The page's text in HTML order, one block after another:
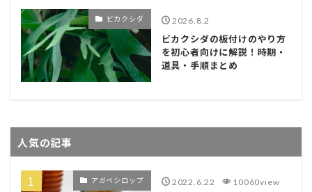
ビカクシダ 2026.8.2
ビカクシダの板付けのやり方
を初心者向けに解説！時期・
道具・手順まとめ
人気の記事
アガベシロップ 2022.6.22 10060view